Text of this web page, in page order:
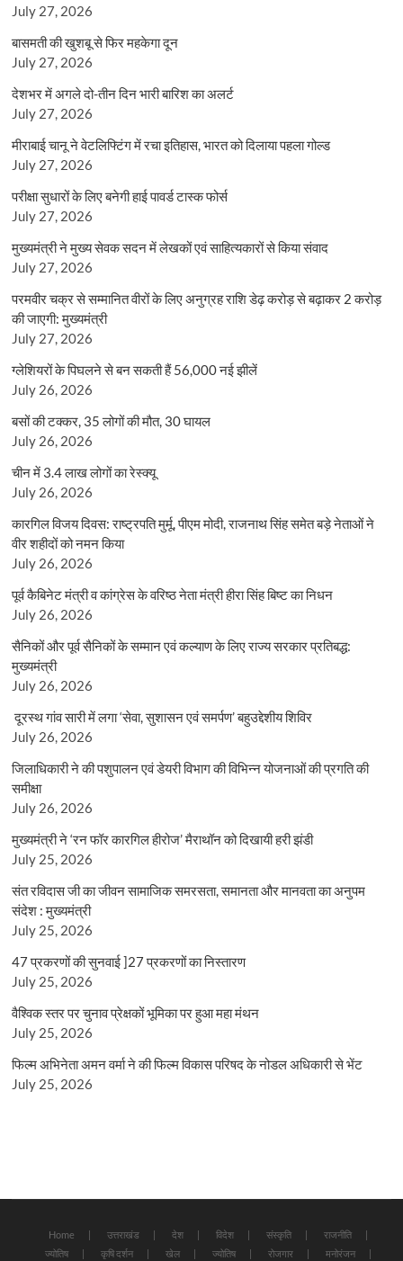
July 27, 2026
बासमती की खुशबू से फिर महकेगा दून
July 27, 2026
देशभर में अगले दो-तीन दिन भारी बारिश का अलर्ट
July 27, 2026
मीराबाई चानू ने वेटलिफ्टिंग में रचा इतिहास, भारत को दिलाया पहला गोल्ड
July 27, 2026
परीक्षा सुधारों के लिए बनेगी हाई पावर्ड टास्क फोर्स
July 27, 2026
मुख्यमंत्री ने मुख्य सेवक सदन में लेखकों एवं साहित्यकारों से किया संवाद
July 27, 2026
परमवीर चक्र से सम्मानित वीरों के लिए अनुग्रह राशि डेढ़ करोड़ से बढ़ाकर 2 करोड़
की जाएगी: मुख्यमंत्री
July 27, 2026
ग्लेशियरों के पिघलने से बन सकती हैं 56,000 नई झीलें
July 26, 2026
बसों की टक्कर, 35 लोगों की मौत, 30 घायल
July 26, 2026
चीन में 3.4 लाख लोगों का रेस्क्यू
July 26, 2026
कारगिल विजय दिवस: राष्ट्रपति मुर्मू, पीएम मोदी, राजनाथ सिंह समेत बड़े नेताओं ने
वीर शहीदों को नमन किया
July 26, 2026
पूर्व कैबिनेट मंत्री व कांग्रेस के वरिष्ठ नेता मंत्री हीरा सिंह बिष्ट का निधन
July 26, 2026
सैनिकों और पूर्व सैनिकों के सम्मान एवं कल्याण के लिए राज्य सरकार प्रतिबद्ध:
मुख्यमंत्री
July 26, 2026
दूरस्थ गांव सारी में लगा ‘सेवा, सुशासन एवं समर्पण’ बहुउद्देशीय शिविर
July 26, 2026
जिलाधिकारी ने की पशुपालन एवं डेयरी विभाग की विभिन्न योजनाओं की प्रगति की
समीक्षा
July 26, 2026
मुख्यमंत्री ने ‘रन फॉर कारगिल हीरोज’ मैराथॉन को दिखायी हरी झंडी
July 25, 2026
संत रविदास जी का जीवन सामाजिक समरसता, समानता और मानवता का अनुपम
संदेश : मुख्यमंत्री
July 25, 2026
47 प्रकरणों की सुनवाई ]27 प्रकरणों का निस्तारण
July 25, 2026
वैश्विक स्तर पर चुनाव प्रेक्षकों भूमिका पर हुआ महा मंथन
July 25, 2026
फिल्म अभिनेता अमन वर्मा ने की फिल्म विकास परिषद के नोडल अधिकारी से भेंट
July 25, 2026
Home उत्तराखंड देश विदेश संस्कृति
राजनीति
ज्योतिष
कृषि दर्शन खेल ज्योतिष रोजगार मनोरंजन